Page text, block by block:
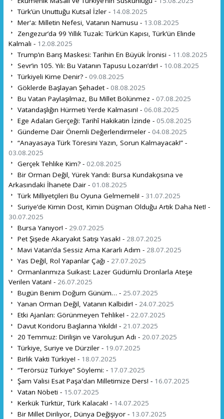
Türk’ün Unuttuğu Kutsal İzler - 14.08.2025
Mer'a: Milletin Nefesi, Vatanın Namusu - 13.08.2025
Zengezur’da 99 Yıllık Tuzak: Türk’ün Kapısı, Türk’ün Elinde
Kalmalı - 12.08.2025
Trump’ın Barış Maskesi: Tarihin En Büyük İronisi - 11.08.2025
Sevr’in 105. Yılı: Bu Vatanın Tapusu Lozan’dır! - 10.08.2025
Türkiyeli Kime Denir? - 09.08.2025
Göklerde Başlayan Şehadet - 08.08.2025
Bu Vatan Paylaşılmaz, Bu Millet Bölünmez - 07.08.2025
Vatandaşlığın Hürmeti Yerde Kalmasın! - 06.08.2025
Ege Adaları Gerçeği: Tarihî Hakikatin İzinde - 05.08.2025
Gündeme Dair Önemli Değerlendirmeler - 04.08.2025
“Anayasaya Türk Töresini Yazın, Sorun Kalmayacak!” -
03.08.2025
Gerçek Tehlike Kim? - 02.08.2025
Bir Orman Değil, Yürek Yandı: Bursa Kundakçısına ve
Arkasındaki İhanete Dair - 01.08.2025
Türk Milliyetçileri Bu Oyuna Gelmemeli! - 31.07.2025
Suriye’de Kimin Dost, Kimin Düşman Olduğu Artık Daha Net! -
30.07.2025
Bursa Yanıyor! - 29.07.2025
Pet Şişede Akaryakıt Satışı Yasak! - 28.07.2025
Mavi Vatan’da Sessiz Ama Kararlı Adım - 28.07.2025
Yas Değil, Rol Yapanlar Çağı - 27.07.2025
Ormanlarımıza Suikast: Lazer Güdümlü Dronlarla Ateşe
Verilen Vatan! - 26.07.2025
Bugün Benim Doğum Günüm… - 25.07.2025
Yanan Orman Değil, Vatanın Kalbidir! - 24.07.2025
Etki Ajanları: Görünmeyen Tehlike! - 22.07.2025
Davut Koridoru Başlarına Yıkıldı! - 21.07.2025
20 Temmuz: Dirilişin ve Varoluşun Adı - 20.07.2025
Türkiye, Suriye ve Dürziler - 19.07.2025
Birlik Vakti Türkiye! - 18.07.2025
“Terörsüz Türkiye” Söylemi: - 17.07.2025
Şam Valisi Esat Paşa'dan Milletimize Ders! - 16.07.2025
Vatan Nöbeti - 15.07.2025
Kerkük Türktür, Türk Kalacak! - 14.07.2025
Bir Millet Diriliyor, Dünya Değişiyor - 13.07.2025